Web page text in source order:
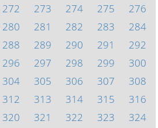
272 273 274 275
276
280 281 282 283
284
288 289 290 291
292
296 297 298 299
300
304 305 306 307
308
312 313 314 315
316
320 321 322 323
324